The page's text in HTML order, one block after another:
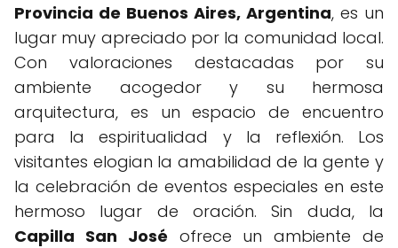
Provincia de Buenos Aires, Argentina, es un
lugar muy apreciado por la comunidad local.
Con valoraciones destacadas por su
ambiente acogedor y su hermosa
arquitectura, es un espacio de encuentro
para la espiritualidad y la reflexión. Los
visitantes elogian la amabilidad de la gente y
la celebración de eventos especiales en este
hermoso lugar de oración. Sin duda, la
Capilla San José ofrece un ambiente de